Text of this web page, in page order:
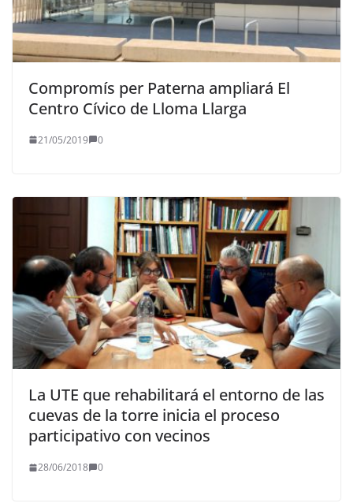
Compromís per Paterna ampliará El
Centro Cívico de Lloma Llarga
21/05/2019 0
La UTE que rehabilitará el entorno de las
cuevas de la torre inicia el proceso
participativo con vecinos
28/06/2018 0